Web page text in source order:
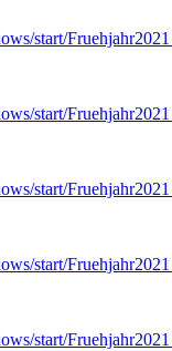
start/
start/
start/
start/
start/